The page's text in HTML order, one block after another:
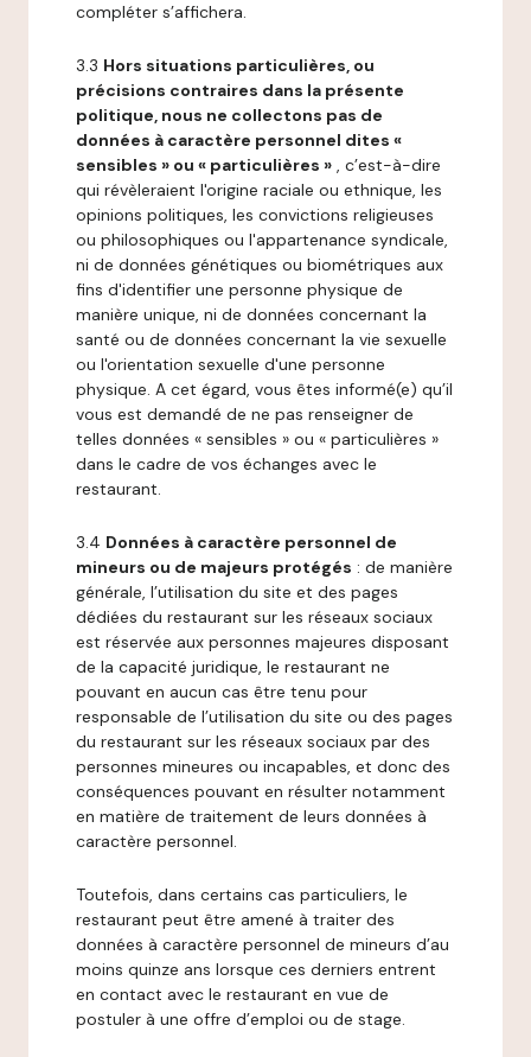
compléter s’affichera.
3.3 Hors situations particulières, ou
précisions contraires dans la présente
politique, nous ne collectons pas de
données à caractère personnel dites «
sensibles » ou « particulières » , c’est-à-dire
qui révèleraient l'origine raciale ou ethnique, les
opinions politiques, les convictions religieuses
ou philosophiques ou l'appartenance syndicale,
ni de données génétiques ou biométriques aux
fins d'identifier une personne physique de
manière unique, ni de données concernant la
santé ou de données concernant la vie sexuelle
ou l'orientation sexuelle d'une personne
physique. A cet égard, vous êtes informé(e) qu’il
vous est demandé de ne pas renseigner de
telles données « sensibles » ou « particulières »
dans le cadre de vos échanges avec le
restaurant.
3.4 Données à caractère personnel de
mineurs ou de majeurs protégés : de manière
générale, l’utilisation du site et des pages
dédiées du restaurant sur les réseaux sociaux
est réservée aux personnes majeures disposant
de la capacité juridique, le restaurant ne
pouvant en aucun cas être tenu pour
responsable de l’utilisation du site ou des pages
du restaurant sur les réseaux sociaux par des
personnes mineures ou incapables, et donc des
conséquences pouvant en résulter notamment
en matière de traitement de leurs données à
caractère personnel.
Toutefois, dans certains cas particuliers, le
restaurant peut être amené à traiter des
données à caractère personnel de mineurs d’au
moins quinze ans lorsque ces derniers entrent
en contact avec le restaurant en vue de
postuler à une offre d’emploi ou de stage.